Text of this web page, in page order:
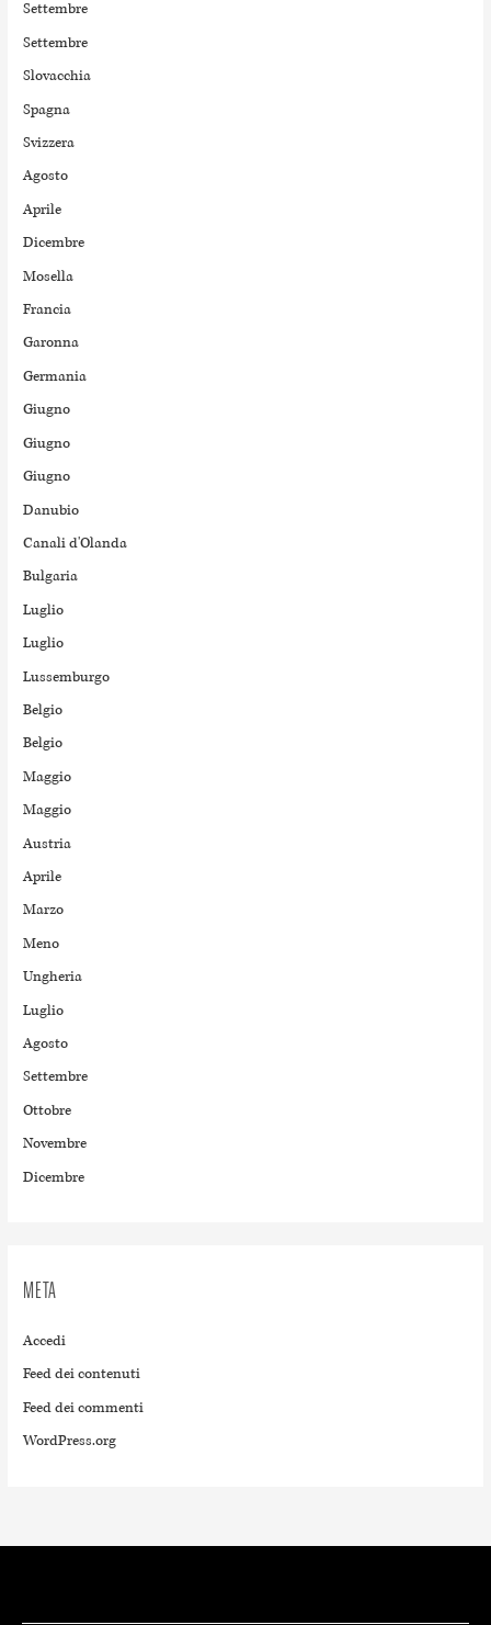
Settembre
Settembre
Slovacchia
Spagna
Svizzera
Agosto
Aprile
Dicembre
Mosella
Francia
Garonna
Germania
Giugno
Giugno
Giugno
Danubio
Canali d'Olanda
Bulgaria
Luglio
Luglio
Lussemburgo
Belgio
Belgio
Maggio
Maggio
Austria
Aprile
Marzo
Meno
Ungheria
Luglio
Agosto
Settembre
Ottobre
Novembre
Dicembre
META
Accedi
Feed dei contenuti
Feed dei commenti
WordPress.org